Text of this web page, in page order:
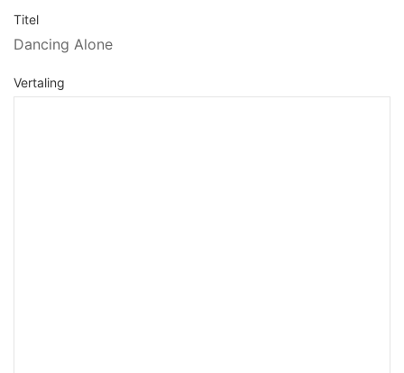
Titel
Dancing Alone
Vertaling